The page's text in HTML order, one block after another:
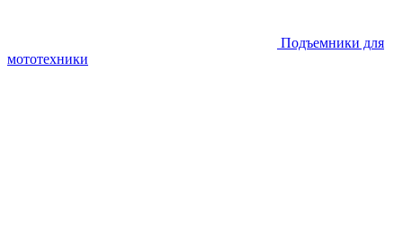
Подъемники для
мототехники